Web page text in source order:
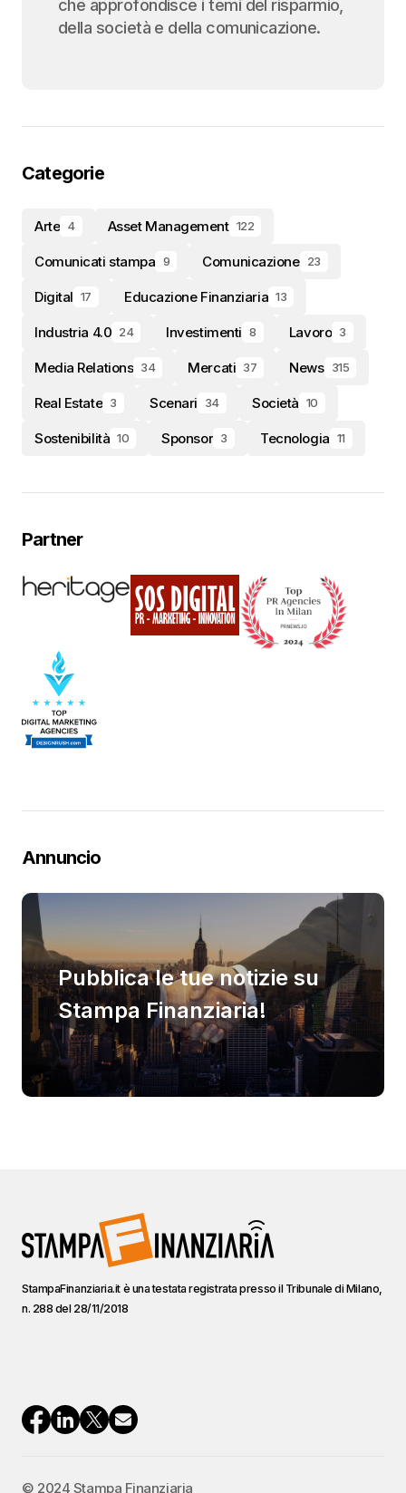
che approfondisce i temi del risparmio,
della società e della comunicazione.
Categorie
Arte 4 Asset Management 122
Comunicati stampa 9 Comunicazione 23
Digital 17 Educazione Finanziaria 13
Industria 4.0 24 Investimenti 8 Lavoro 3
Media Relations 34 Mercati 37 News 315
Real Estate 3 Scenari 34 Società 10
Sostenibilità 10 Sponsor 3 Tecnologia 11
Partner
Annuncio
Pubblica le tue notizie su
Stampa Finanziaria!
StampaFinanziaria.it è una testata registrata presso il Tribunale di Milano,
n. 288 del 28/11/2018
© 2024 Stampa Finanziaria